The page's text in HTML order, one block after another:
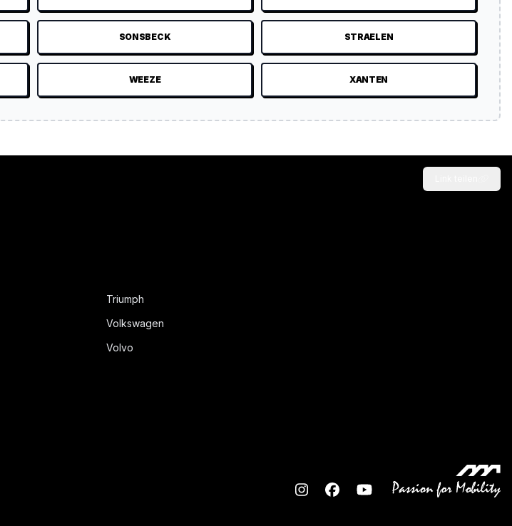
SONSBECK STRAELEN
WEEZE XANTEN
Triumph
Volkswagen
Volvo